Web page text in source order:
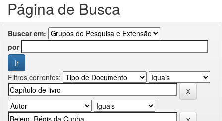
Página de Busca
Buscar em:
por
Filtros correntes: